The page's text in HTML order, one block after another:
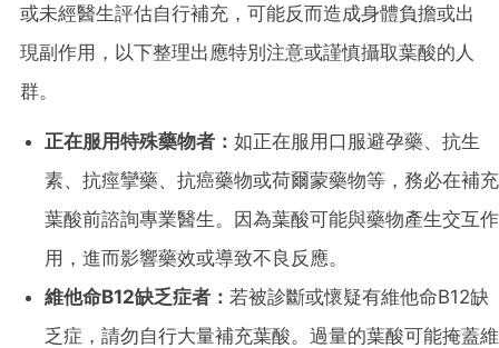
或未經醫生評估自行補充，可能反而造成身體負擔或出
現副作用，以下整理出應特別注意或謹慎攝取葉酸的人
群。
正在服用特殊藥物者： 如正在服用口服避孕藥、抗生
素、抗痙攣藥、抗癌藥物或荷爾蒙藥物等，務必在補充
葉酸前諮詢專業醫生。因為葉酸可能與藥物產生交互作
用，進而影響藥效或導致不良反應。
維他命B12缺乏症者： 若被診斷或懷疑有維他命B12缺
乏症，請勿自行大量補充葉酸。過量的葉酸可能掩蓋維